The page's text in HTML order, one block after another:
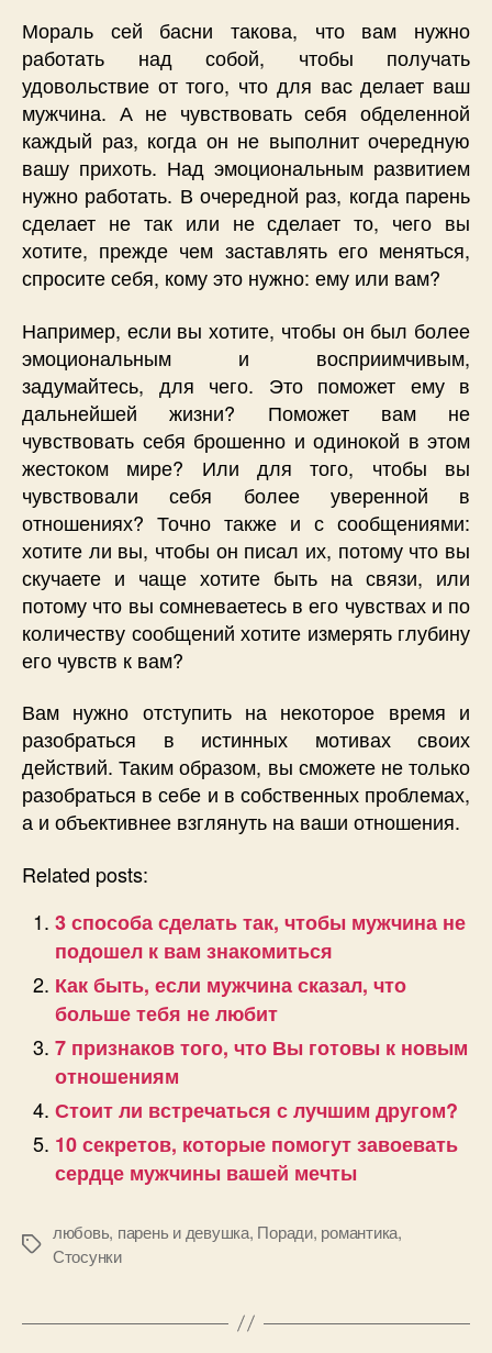
Мораль сей басни такова, что вам нужно
работать над собой, чтобы получать
удовольствие от того, что для вас делает ваш
мужчина. А не чувствовать себя обделенной
каждый раз, когда он не выполнит очередную
вашу прихоть. Над эмоциональным развитием
нужно работать. В очередной раз, когда парень
сделает не так или не сделает то, чего вы
хотите, прежде чем заставлять его меняться,
спросите себя, кому это нужно: ему или вам?
Например, если вы хотите, чтобы он был более
эмоциональным и восприимчивым,
задумайтесь, для чего. Это поможет ему в
дальнейшей жизни? Поможет вам не
чувствовать себя брошенно и одинокой в этом
жестоком мире? Или для того, чтобы вы
чувствовали себя более уверенной в
отношениях? Точно также и с сообщениями:
хотите ли вы, чтобы он писал их, потому что вы
скучаете и чаще хотите быть на связи, или
потому что вы сомневаетесь в его чувствах и по
количеству сообщений хотите измерять глубину
его чувств к вам?
Вам нужно отступить на некоторое время и
разобраться в истинных мотивах своих
действий. Таким образом, вы сможете не только
разобраться в себе и в собственных проблемах,
а и объективнее взглянуть на ваши отношения.
Related posts:
3 способа сделать так, чтобы мужчина не
подошел к вам знакомиться
Как быть, если мужчина сказал, что
больше тебя не любит
7 признаков того, что Вы готовы к новым
отношениям
Стоит ли встречаться с лучшим другом?
10 секретов, которые помогут завоевать
сердце мужчины вашей мечты
Позначки
любовь, парень и девушка, Поради, романтика,
Стосунки